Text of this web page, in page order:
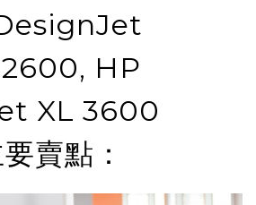
HP
XL 3600
賣點：